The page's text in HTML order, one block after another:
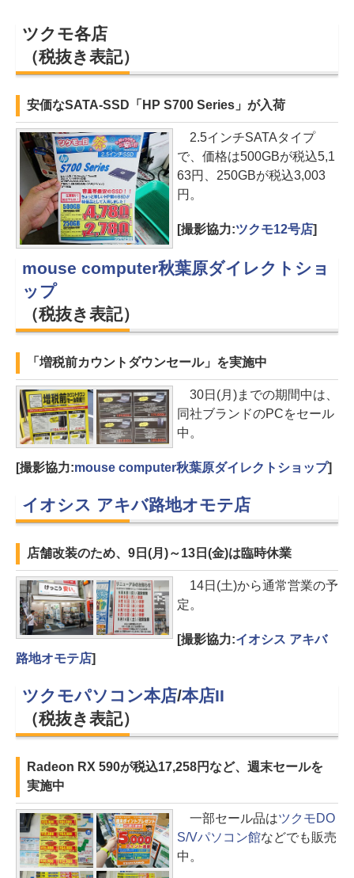
ツクモ各店
（税抜き表記）
安価なSATA-SSD「HP S700 Series」が入荷
2.5インチSATAタイプ
で、価格は500GBが税込5,1
63円、250GBが税込3,003
円。
[撮影協力:ツクモ12号店]
mouse computer秋葉原ダイレクトショ
ップ
（税抜き表記）
「増税前カウントダウンセール」を実施中
30日(月)までの期間中は、
同社ブランドのPCをセール
中。
[撮影協力:mouse computer秋葉原ダイレクトショップ]
イオシス アキバ路地オモテ店
店舗改装のため、9日(月)～13日(金)は臨時休業
14日(土)から通常営業の予
定。
[撮影協力:イオシス アキバ
路地オモテ店]
ツクモパソコン本店/本店II
（税抜き表記）
Radeon RX 590が税込17,258円など、週末セールを
実施中
一部セール品はツクモDO
S/Vパソコン館などでも販売
中。